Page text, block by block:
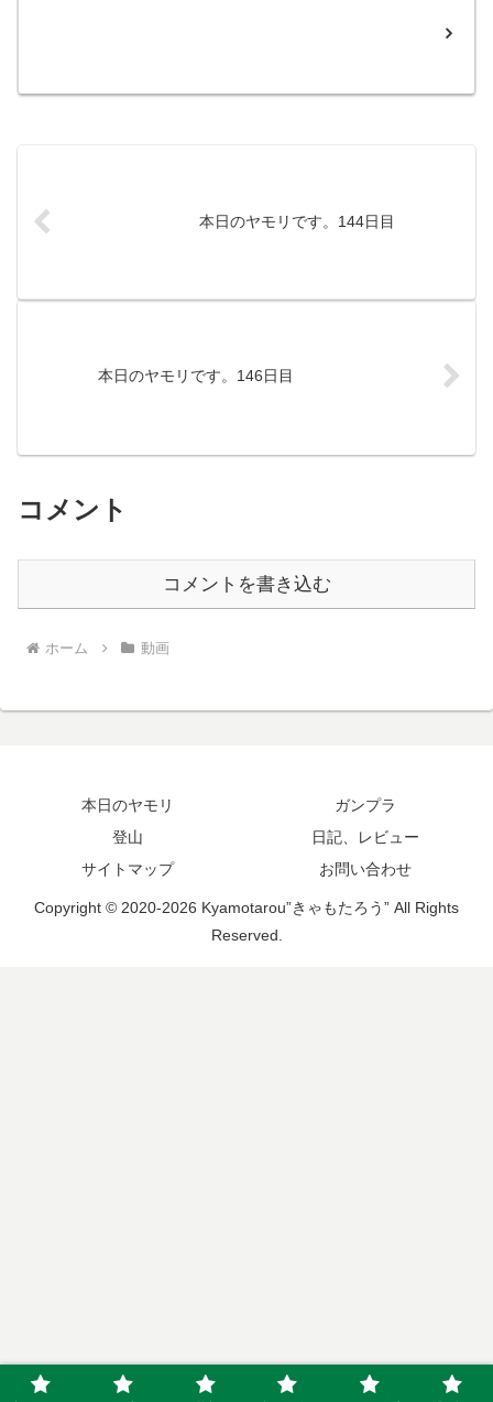
本日のヤモリです。144日目
本日のヤモリです。146日目
コメント
コメントを書き込む
ホーム 動画
本日のヤモリ
ガンプラ
登山
日記、レビュー
サイトマップ
お問い合わせ
Copyright © 2020-2026 Kyamotarou”きゃもたろう” All Rights
Reserved.